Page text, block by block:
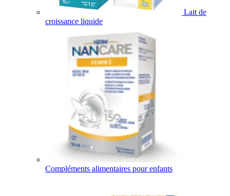
Lait de
croissance liquide
Compléments alimentaires pour enfants